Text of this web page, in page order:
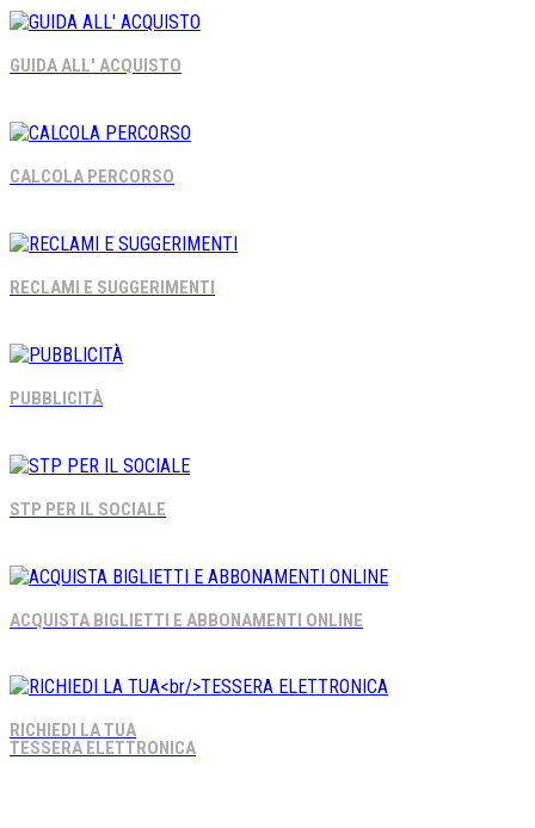
GUIDA ALL' ACQUISTO
CALCOLA PERCORSO
RECLAMI E SUGGERIMENTI
PUBBLICITÀ
STP PER IL SOCIALE
ACQUISTA BIGLIETTI E ABBONAMENTI ONLINE
RICHIEDI LA TUA
TESSERA ELETTRONICA